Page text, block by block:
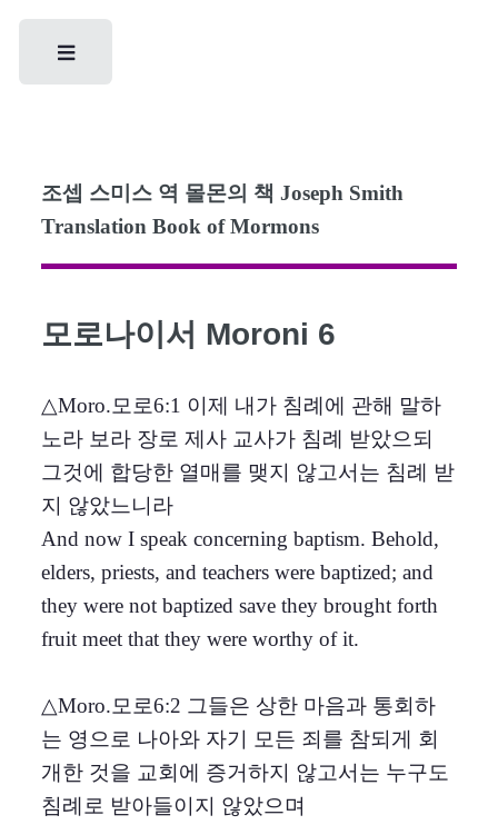
조셉 스미스 역 몰몬의 책 Joseph Smith
Translation Book of Mormons
모로나이서 Moroni 6
△Moro.모로6:1 이제 내가 침례에 관해 말하
노라 보라 장로 제사 교사가 침례 받았으되
그것에 합당한 열매를 맺지 않고서는 침례 받
지 않았느니라
And now I speak concerning baptism. Behold,
elders, priests, and teachers were baptized; and
they were not baptized save they brought forth
fruit meet that they were worthy of it.
△Moro.모로6:2 그들은 상한 마음과 통회하
는 영으로 나아와 자기 모든 죄를 참되게 회
개한 것을 교회에 증거하지 않고서는 누구도
침례로 받아들이지 않았으며